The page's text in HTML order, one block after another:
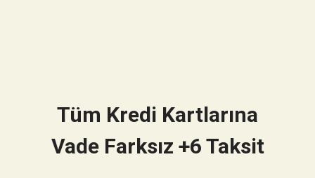
Tüm Kredi Kartlarına
Vade Farksız +6 Taksit